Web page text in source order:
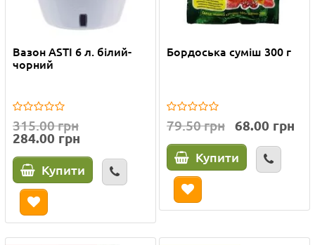
Вазон ASTI 6 л. білий-
чорний
315.00 грн
284.00 грн
Купити
Бордоська суміш 300 г
79.50 грн 68.00 грн
Купити